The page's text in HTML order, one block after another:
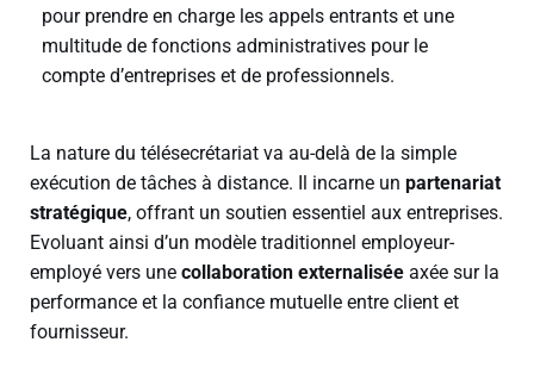
pour prendre en charge les appels entrants et une
multitude de fonctions administratives pour le
compte d’entreprises et de professionnels.
La nature du télésecrétariat va au-delà de la simple
exécution de tâches à distance. Il incarne un partenariat
stratégique, offrant un soutien essentiel aux entreprises.
Evoluant ainsi d’un modèle traditionnel employeur-
employé vers une collaboration externalisée axée sur la
performance et la confiance mutuelle entre client et
fournisseur.